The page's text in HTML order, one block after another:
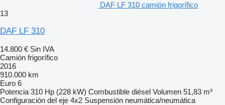
DAF LF 310 camión frigorífico
13
DAF LF 310
14.800 € Sin IVA
Camión frigorífico
2016
910.000 km
Euro 6
Potencia 310 Hp (228 kW) Combustible diésel Volumen 51,83 m³
Configuración del eje 4x2 Suspensión neumática/neumática